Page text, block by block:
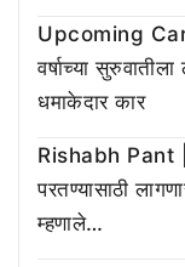
Upcoming
वर्षाच्या
धमाकेदार कार
Rishabh Pant |
परतण्यासाठी
म्हणाले…